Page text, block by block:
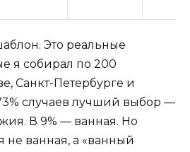
Это реальные
я собирал по 200
Санкт-Петербурге и
случаев лучший выбор —
В 9% — ванная. Но
не ванная, а «ванный